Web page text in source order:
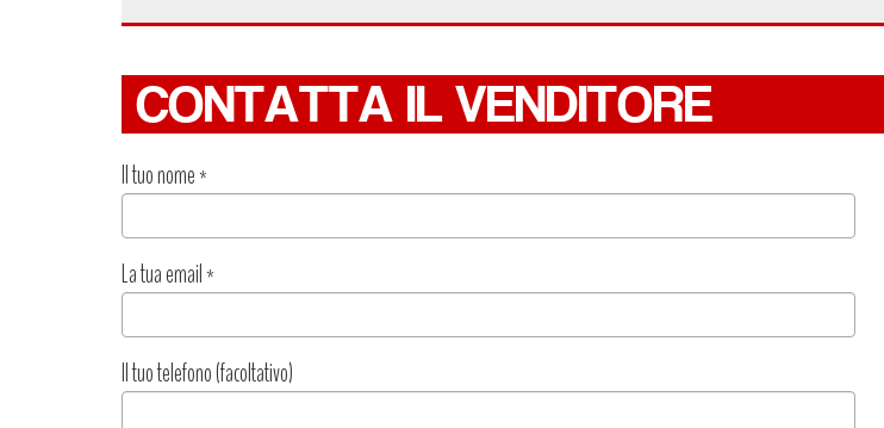
CONTATTA IL VENDITORE
Il tuo nome*
La tua email*
Il tuo telefono (facoltativo)